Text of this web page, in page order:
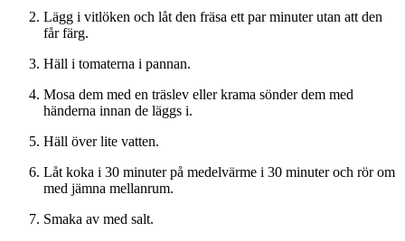
Lägg i vitlöken och låt den fräsa ett par minuter utan att den
får färg.
Häll i tomaterna i pannan.
Mosa dem med en träslev eller krama sönder dem med
händerna innan de läggs i.
Häll över lite vatten.
Låt koka i 30 minuter på medelvärme i 30 minuter och rör om
med jämna mellanrum.
Smaka av med salt.